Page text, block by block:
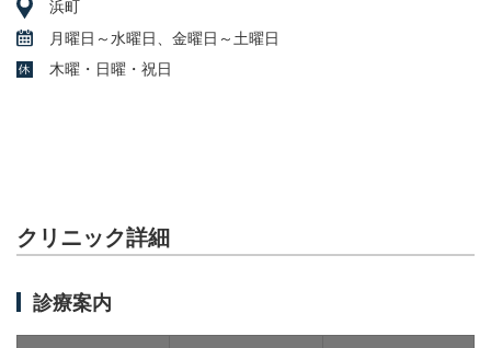
浜町
月曜日～水曜日、金曜日～土曜日
木曜・日曜・祝日
クリニック詳細
診療案内